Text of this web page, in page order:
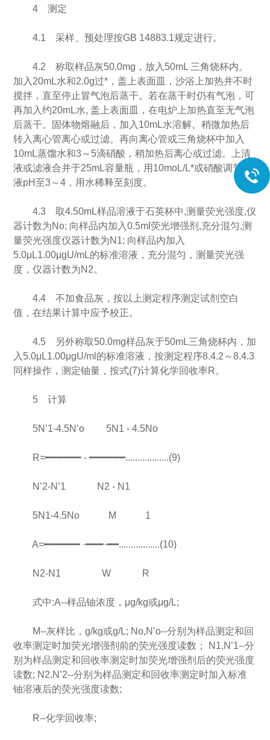
4 测定
4.1 采样、预处理按GB 14883.1规定进行。
4.2 称取样品灰50.0mg，放入50mL 三角烧杯内。
加入20mL水和2.0g过*，盖上表面皿，沙浴上加热并不时
搅拌，直至停止冒气泡后蒸干。若在蒸干时仍有气泡，可
再加入约20mL水, 盖上表面皿，在电炉上加热直至无气泡
后蒸干。固体物熔融后，加入10mL水溶解。稍微加热后
转入离心管离心或过滤。再向离心管或三角烧杯中加入
10mL蒸馏水和3～5滴硝酸，稍加热后离心或过滤。上清
液或滤液合并于25mL容量瓶，用10moL/L*或硝酸调节溶
液pH至3～4，用水稀释至刻度。
4.3 取4.50mL样品溶液于石英杯中,测量荧光强度,仪
器计数为No; 向样品内加入0.5ml荧光增强剂,充分混匀,测
量荧光强度仪器计数为N1; 向样品内加入
5.0μL1.00μgU/mL的标准溶液，充分混匀，测量荧光强
度，仪器计数为N2。
4.4 不加食品灰，按以上测定程序测定试剂空白
值，在结果计算中应予校正。
4.5 另外称取50.0mg样品灰于50mL三角烧杯内，加
入5.0μL1.00μgU/ml的标准溶液，按测定程序8.4.2～8.4.3
同样操作，测定铀量，按式(7)计算化学回收率R。
5 计算
5N’1-4.5N’o 5N1 - 4.5No
R=━━━━━━ - ━━━━━━..................(9)
N’2-N’1 N2 - N1
5N1-4.5No M 1
A=━━━━━━ ·━━━·━━.................(10)
N2-N1 W R
式中:A--样品铀浓度，μg/kg或μg/L;
M--灰样比，g/kg或g/L; No,N’o--分别为样品测定和回
收率测定时加荧光增强剂前的荧光强度读数； N1,N’1--分
别为样品测定和回收率测定时加荧光增强剂后的荧光强度
读数; N2,N’2--分别为样品测定和回收率测定时加入标准
铀溶液后的荧光强度读数;
R--化学回收率;